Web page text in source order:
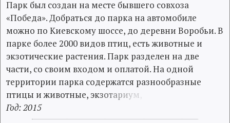
Парк был создан на месте бывшего совхоза
«Победа». Добраться до парка на автомобиле
можно по Киевскому шоссе, до деревни Воробьи. В
парке более 2000 видов птиц, есть животные и
экзотические растения. Парк разделен на две
части, со своим входом и оплатой. На одной
территории парка содержатся разнообразные
птицы и животные, экзотариум
Год: 2015